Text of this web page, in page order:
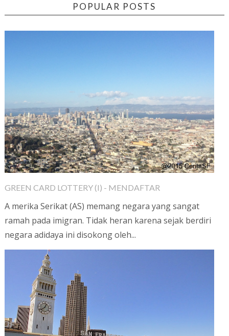
POPULAR POSTS
GREEN CARD LOTTERY (I) - MENDAFTAR
A merika Serikat (AS) memang negara yang sangat
ramah pada imigran. Tidak heran karena sejak berdiri
negara adidaya ini disokong oleh...